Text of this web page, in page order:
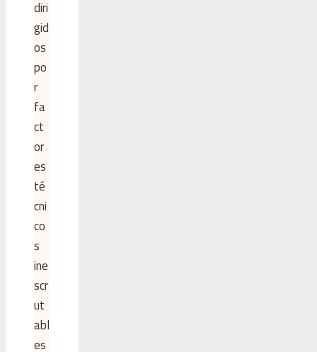
diri
gid
os
po
r
fa
ct
or
es
té
cni
co
s
ine
scr
ut
abl
es